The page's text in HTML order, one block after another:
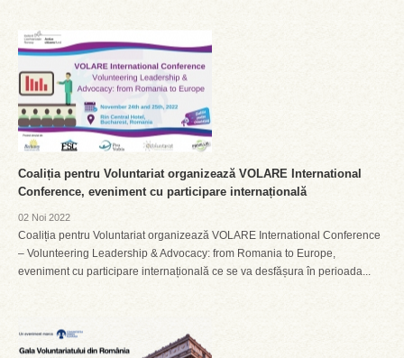
Coaliția pentru Voluntariat organizează VOLARE International
Conference, eveniment cu participare internațională
02 Noi 2022
Coaliția pentru Voluntariat organizează VOLARE International Conference
– Volunteering Leadership & Advocacy: from Romania to Europe,
eveniment cu participare internațională ce se va desfășura în perioada...